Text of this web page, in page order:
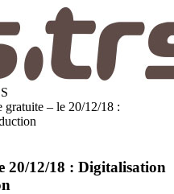
gratuite – le 20/12/18 :
20/12/18 : Digitalisation